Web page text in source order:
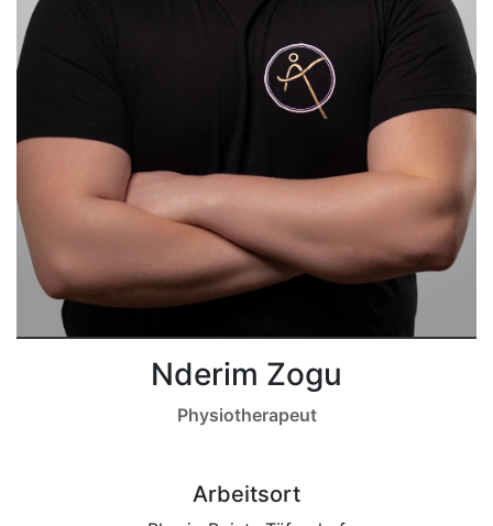
Nderim Zogu
Physiotherapeut
Arbeitsort